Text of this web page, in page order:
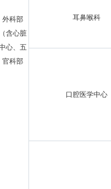
外科部
（含心脏
心、五
官科部
耳鼻喉科
口腔医学中心